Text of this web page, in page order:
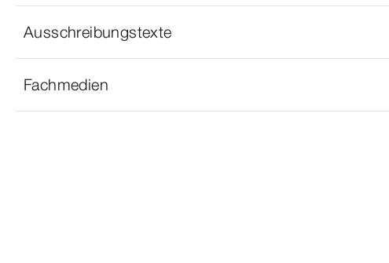
Ausschreibungstexte
Fachmedien